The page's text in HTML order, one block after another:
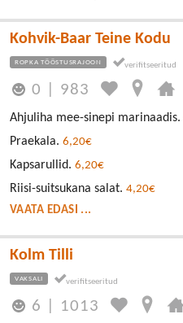
Kohvik-Baar Teine Kodu
ROPKA TÖÖSTUSRAJOON
0 983
Ahjuliha mee-sinepi marinaadis.
Praekala. 6,20€
Kapsarullid. 6,20€
Riisi-suitsukana salat. 4,20€
VAATA EDASI ...
Kolm Tilli
VAKSALI
6 1013